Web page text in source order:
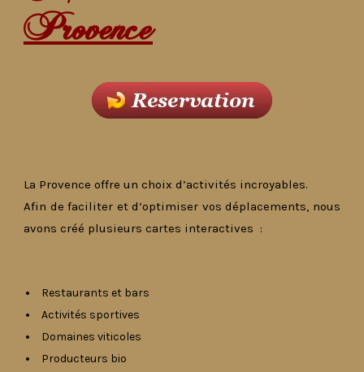
Provence
La Provence offre un choix d’activités incroyables.
Afin de faciliter et d’optimiser vos déplacements, nous
avons créé plusieurs cartes interactives :
Restaurants et bars
Activités sportives
Domaines viticoles
Producteurs bio